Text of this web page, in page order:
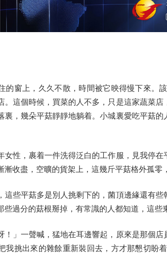
窗上，久久不散，時間被它映得慢下來。
。這個時候，買菜的人不多，只是這家蔬菜
裏，幾朵平菇靜靜地躺着。小城裏愛吃平菇
，裹着一件洗得泛白的工作服，見我停在
漸收盡，空曠的貨架上，這幾斤平菇格外孤零
平菇多是別人挑剩下的，菌頂邊緣還有些
過分的菇根掰掉，有常識的人都知道，這些
一聲喊，猛地在耳邊響起，原來是那個店
我挑出來的雜餘重新裝回去，方才那懇切盼